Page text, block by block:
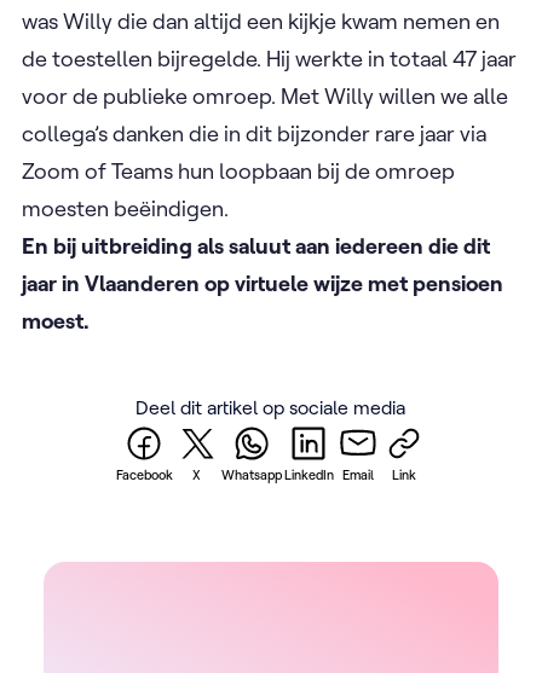
was Willy die dan altijd een kijkje kwam nemen en
de toestellen bijregelde. Hij werkte in totaal 47 jaar
voor de publieke omroep. Met Willy willen we alle
collega’s danken die in dit bijzonder rare jaar via
Zoom of Teams hun loopbaan bij de omroep
moesten beëindigen.
En bij uitbreiding als saluut aan iedereen die dit
jaar in Vlaanderen op virtuele wijze met pensioen
moest.
Deel dit artikel op sociale media
Facebook X WhatsappLinkedIn Email Link